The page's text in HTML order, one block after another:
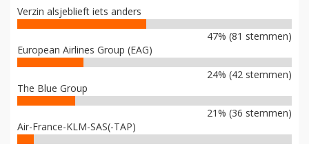
Verzin alsjeblieft iets anders
47% (81 stemmen)
European Airlines Group (EAG)
24% (42 stemmen)
The Blue Group
21% (36 stemmen)
Air-France-KLM-SAS(-TAP)